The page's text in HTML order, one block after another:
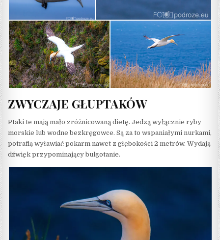
ZWYCZAJE GŁUPTAKÓW
Ptaki te mają mało zróżnicowaną dietę. Jedzą wyłącznie ryby
morskie lub wodne bezkręgowce. Są za to wspaniałymi nurkami,
potrafią wyławiać pokarm nawet z głębokości 2 metrów. Wydają
dźwięk przypominający bulgotanie.